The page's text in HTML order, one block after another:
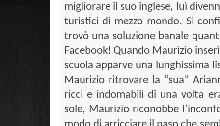
migliorare il suo inglese, luì
turistici di mezzo mondo. Si
trovò una soluzione banale
Facebook! Quando Maurizio
scuola apparve una lunghissima
Maurizio ritrovare la “sua”
ricci e indomabili di una volta
sole, Maurizio riconobbe